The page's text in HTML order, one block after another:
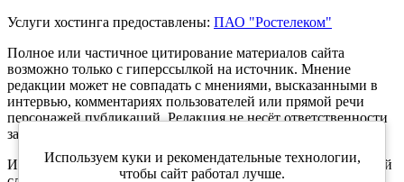
Услуги хостинга предоставлены: ПАО "Ростелеком"
Полное или частичное цитирование материалов сайта
возможно только с гиперссылкой на источник. Мнение
редакции может не совпадать с мнениями, высказанными в
интервью, комментариях пользователей или прямой речи
персонажей публикаций. Редакция не несёт ответственности
за текст комментариев читателей.
Интернет-портал Kirov.online зарегистрирован в Федеральной
Используем куки и рекомендательные технологии,
чтобы сайт работал лучше.